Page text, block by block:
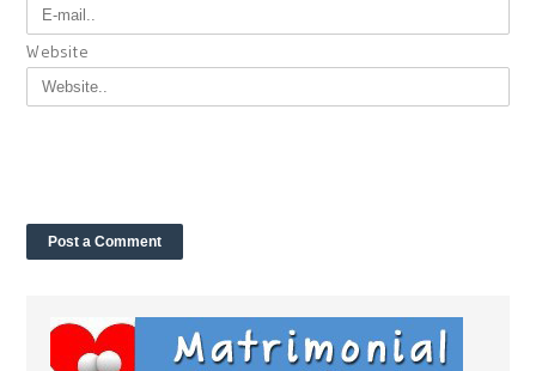
Website